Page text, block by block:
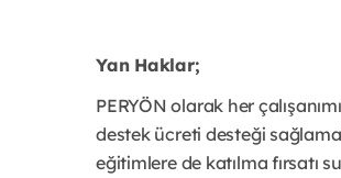
Yan Haklar;
PERYÖN olarak her
destek ücreti desteği
eğitimlere de katılma fırsatı